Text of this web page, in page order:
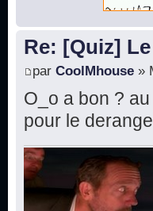
Re: [Quiz]
par CoolMhouse »
O_o a bon ?
pour le